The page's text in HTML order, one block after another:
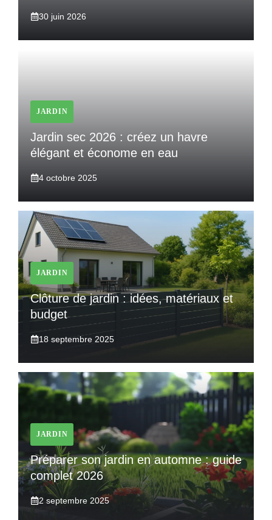
30 juin 2026
JARDIN
Jardin sec 2026 : créez un havre
élégant et économe en eau
4 octobre 2025
JARDIN
Clôture de jardin : idées, matériaux et
budget
18 septembre 2025
JARDIN
Préparer son jardin en automne : guide
complet 2026
2 septembre 2025